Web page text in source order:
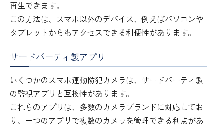
再生できます。
この方法は、スマホ以外のデバイス、例えばパソコンや
タブレットからもアクセスできる利便性があります。
サードパーティ製アプリ
いくつかのスマホ連動防犯カメラは、サードパーティ製
の監視アプリと互換性があります。
これらのアプリは、多数のカメラブランドに対応してお
り、一つのアプリで複数のカメラを管理できる利点があ